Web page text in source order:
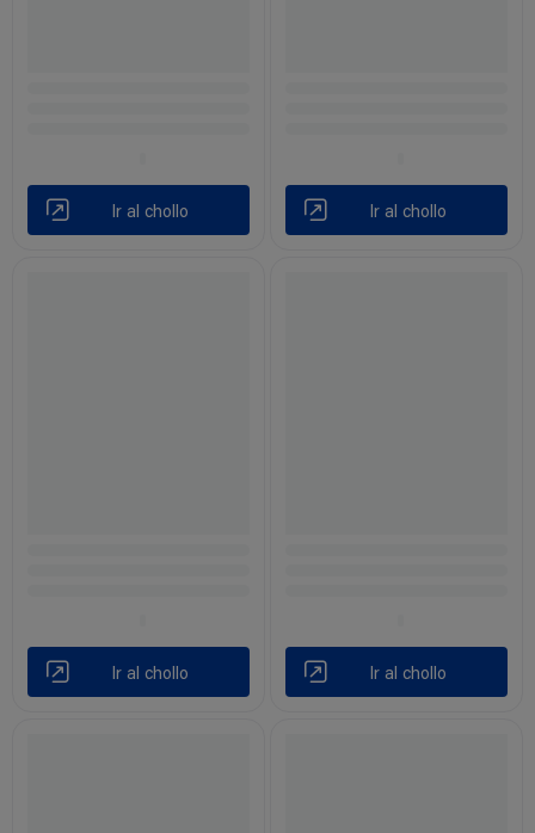
Ir al chollo Ir al chollo
Ir al chollo Ir al chollo